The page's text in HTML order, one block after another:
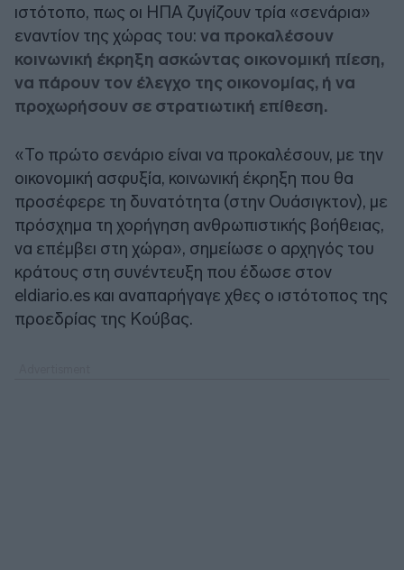
ιστότοπο, πως οι ΗΠΑ ζυγίζουν τρία «σενάρια»
εναντίον της χώρας του: να προκαλέσουν
κοινωνική έκρηξη ασκώντας οικονομική πίεση,
να πάρουν τον έλεγχο της οικονομίας, ή να
προχωρήσουν σε στρατιωτική επίθεση.
«Το πρώτο σενάριο είναι να προκαλέσουν, με την
οικονομική ασφυξία, κοινωνική έκρηξη που θα
προσέφερε τη δυνατότητα (στην Ουάσιγκτον), με
πρόσχημα τη χορήγηση ανθρωπιστικής βοήθειας,
να επέμβει στη χώρα», σημείωσε ο αρχηγός του
κράτους στη συνέντευξη που έδωσε στον
eldiario.es και αναπαρήγαγε χθες ο ιστότοπος της
προεδρίας της Κούβας.